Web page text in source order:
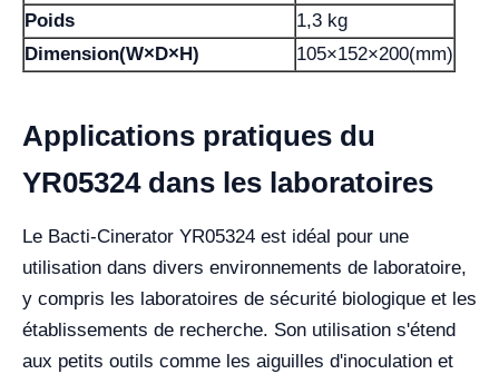
Poids
1,3 kg
Dimension(W×D×H)
105×152×200(mm)
Applications pratiques du
YR05324 dans les laboratoires
Le Bacti-Cinerator YR05324 est idéal pour une
utilisation dans divers environnements de laboratoire,
y compris les laboratoires de sécurité biologique et les
établissements de recherche. Son utilisation s'étend
aux petits outils comme les aiguilles d'inoculation et